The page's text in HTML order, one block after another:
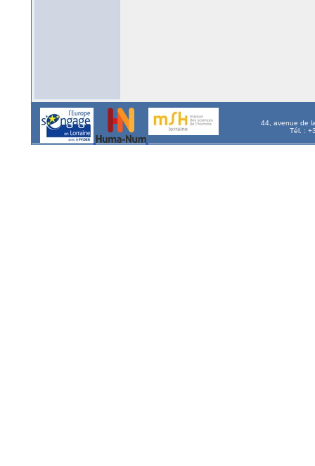
44, avenue de
Tél. :